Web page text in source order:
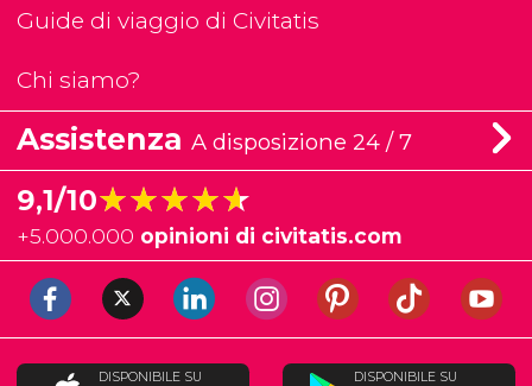
Guide di viaggio di Civitatis
Chi siamo?
Assistenza A disposizione 24 / 7
9,1/10★★★★★
★★★★★
+5.000.000 opinioni di civitatis.com
DISPONIBILE SU DISPONIBILE SU